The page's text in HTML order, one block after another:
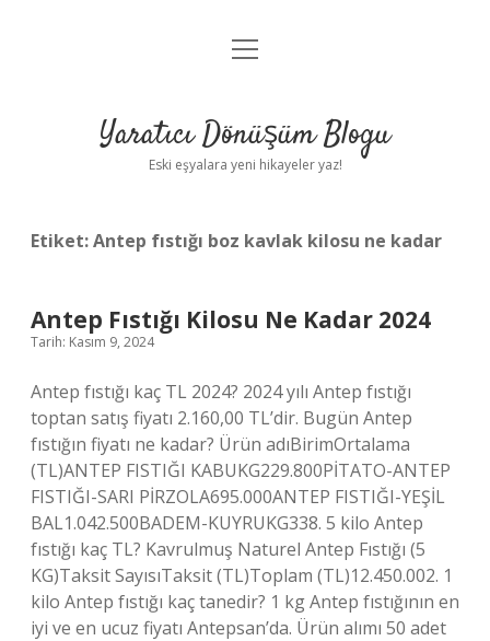
Anasayfa
Yasal Uyarı
menüyü
Yaratıcı Dönüşüm Blogu
Eski eşyalara yeni hikayeler yaz!
Etiket:Antep fıstığı boz kavlak kilosu ne kadar
Antep Fıstığı Kilosu Ne Kadar 2024
Tarih: Kasım 9, 2024
Antep fıstığı kaç TL 2024? 2024 yılı Antep fıstığı
toptan satış fiyatı 2.160,00 TL’dir. Bugün Antep
fıstığın fiyatı ne kadar? Ürün adıBirimOrtalama
(TL)ANTEP FISTIĞI KABUKG229.800PİTATO-ANTEP
FISTIĞI-SARI PİRZOLA695.000ANTEP FISTIĞI-YEŞİL
BAL1.042.500BADEM-KUYRUKG338. 5 kilo Antep
fıstığı kaç TL? Kavrulmuş Naturel Antep Fıstığı (5
KG)Taksit SayısıTaksit (TL)Toplam (TL)12.450.002. 1
kilo Antep fıstığı kaç tanedir? 1 kg Antep fıstığının en
iyi ve en ucuz fiyatı Antepsan’da. Ürün alımı 50 adet